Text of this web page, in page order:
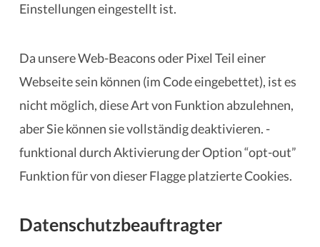
Einstellungen eingestellt ist.
Da unsere Web-Beacons oder Pixel Teil einer
Webseite sein können (im Code eingebettet), ist es
nicht möglich, diese Art von Funktion abzulehnen,
aber Sie können sie vollständig deaktivieren. -
funktional durch Aktivierung der Option “opt-out”
Funktion für von dieser Flagge platzierte Cookies.
Datenschutzbeauftragter